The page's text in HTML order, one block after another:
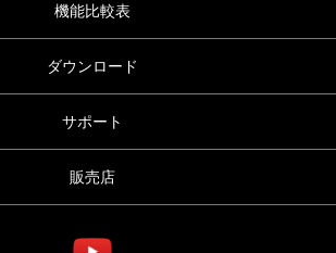
機能比較表
ダウンロード
サポート
販売店